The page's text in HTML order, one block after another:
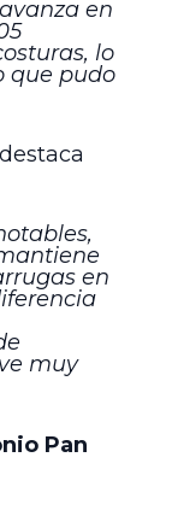
en
lo
que pudo
en
muy
Pan